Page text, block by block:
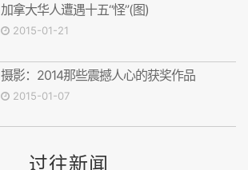
加拿大华人遭遇十五“怪”(图)
2015-01-21
摄影：2014那些震撼人心的获奖作品
2015-01-07
过往新闻